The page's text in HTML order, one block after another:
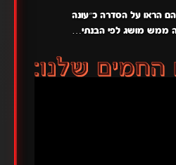
הראו על הסדרה כ״עונה
ממש מושג לפי הבנתי…